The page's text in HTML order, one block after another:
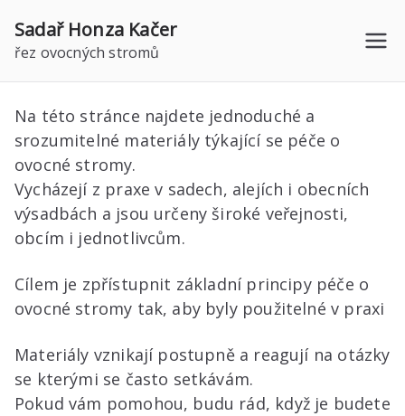
na
obsah
Sadař Honza Kačer
řez ovocných stromů
Na této stránce najdete jednoduché a
srozumitelné materiály týkající se péče o
ovocné stromy.
Vycházejí z praxe v sadech, alejích i obecních
výsadbách a jsou určeny široké veřejnosti,
obcím i jednotlivcům.
Cílem je zpřístupnit základní principy péče o
ovocné stromy tak, aby byly použitelné v praxi
Materiály vznikají postupně a reagují na otázky
se kterými se často setkávám.
Pokud vám pomohou, budu rád, když je budete